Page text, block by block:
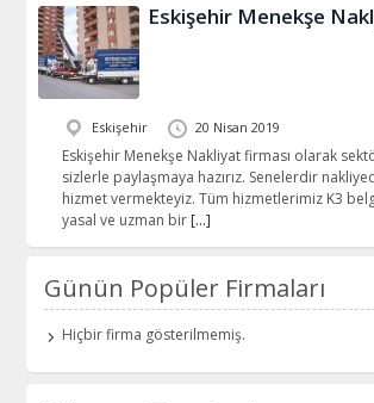
Eskişehir Menekşe
Eskişehir 20 Nisan 2019
Eskişehir Menekşe Nakliyat firması olarak
sizlerle paylaşmaya hazırız. Senelerdir
hizmet vermekteyiz. Tüm hizmetlerimiz K3
yasal ve uzman bir […]
Günün Popüler Firmaları
Hiçbir firma gösterilmemiş.